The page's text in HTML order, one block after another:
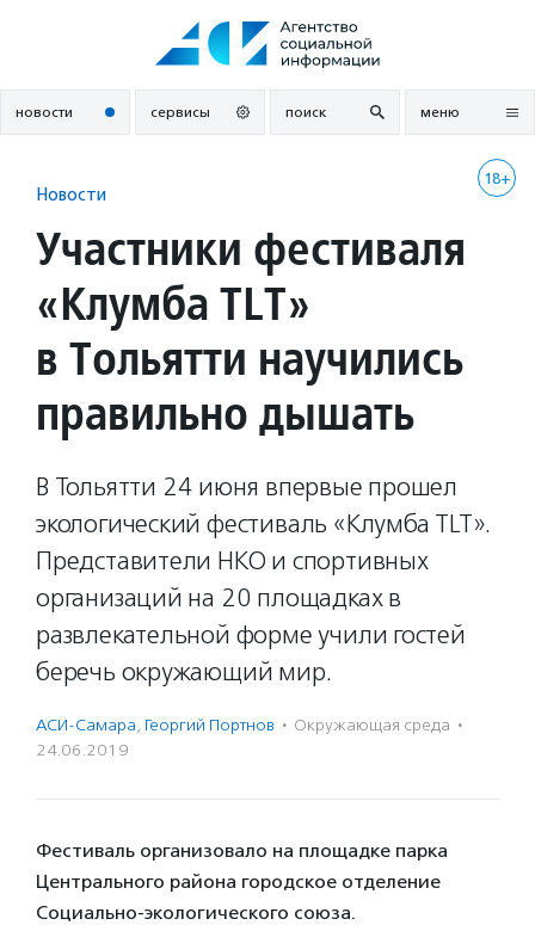
новости сервисы поиск меню
18+
Новости
Участники фестиваля
«Клумба TLT»
в Тольятти научились
правильно дышать
В Тольятти 24 июня впервые прошел
экологический фестиваль «Клумба TLT».
Представители НКО и спортивных
организаций на 20 площадках в
развлекательной форме учили гостей
беречь окружающий мир.
АСИ-Самара, Георгий Портнов · Окружающая среда ·
24.06.2019
Фестиваль организовало на площадке парка
Центрального района городское отделение
Социально-экологического союза.